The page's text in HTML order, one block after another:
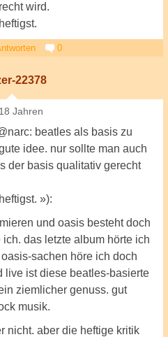
wird.
0
22378
Jahren
beatles als basis zu
idee. nur sollte man auch
der basis qualitativ gerecht
»):
und oasis besteht doch
das letzte album hörte ich
sachen höre ich doch
live ist diese beatles-basierte
ziemlicher genuss. gut
musik.
nicht. aber die heftige kritik